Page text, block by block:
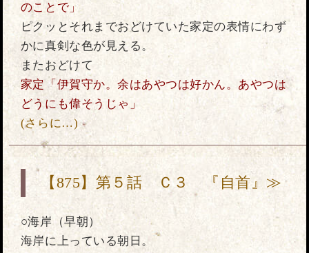
のことで」
ピクッとそれまでおどけていた家定の表情にわず
かに真剣な色が見える。
またおどけて
家定「伊賀守か。余はあやつは好かん。あやつは
どうにも偉そうじゃ」
(さらに…)
【875】第５話 Ｃ３ 『自首』≫
○海岸（早朝）
海岸に上っている朝日。